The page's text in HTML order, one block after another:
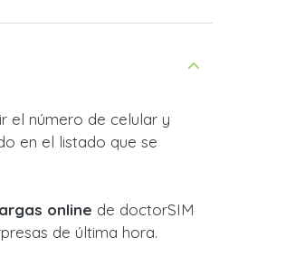
el número de celular y
en el listado que se
online de doctorSIM
de última hora.